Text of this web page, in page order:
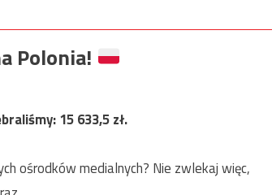
Polonia!
15 633,5zł.
ośrodków medialnych? Nie zwlekaj więc,